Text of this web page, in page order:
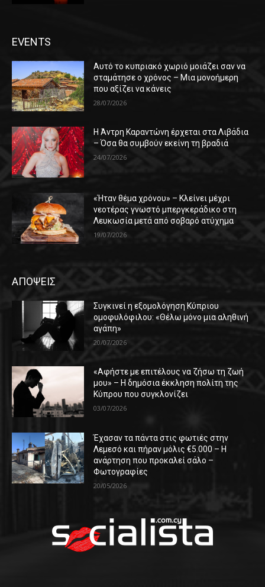
EVENTS
Αυτό το κυπριακό χωριό μοιάζει σαν να
σταμάτησε ο χρόνος – Μια μονοήμερη
που αξίζει να κάνεις
28/07/2026
Η Άντρη Καραντώνη έρχεται στα Λιβάδια
– Όσα θα συμβούν εκείνη τη βραδιά
24/07/2026
«Ήταν θέμα χρόνου» – Κλείνει μέχρι
νεοτέρας γνωστό μπεργκεράδικο στη
Λευκωσία μετά από σοβαρό ατύχημα
19/07/2026
ΑΠΟΨΕΙΣ
Συγκινεί η εξομολόγηση Κύπριου
ομοφυλόφιλου: «Θέλω μόνο μια αληθινή
αγάπη»
20/07/2026
«Αφήστε με επιτέλους να ζήσω τη ζωή
μου» – Η δημόσια έκκληση πολίτη της
Κύπρου που συγκλονίζει
03/07/2026
Έχασαν τα πάντα στις φωτιές στην
Λεμεσό και πήραν μόλις €5.000 – Η
ανάρτηση που προκαλεί σάλο –
Φωτογραφίες
20/05/2026